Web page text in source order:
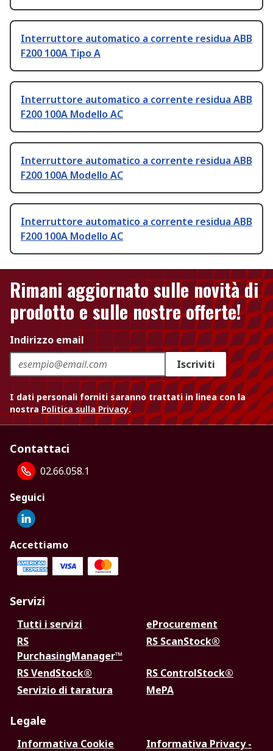
Interruttore automatico a corrente residua ABB
F200 100A Tipo A
Interruttore automatico a corrente residua ABB
F200 100A Modello AC
Interruttore automatico a corrente residua ABB
F200 100A Modello AC
Interruttore automatico a corrente residua ABB
F200 100A Modello AC
Rimani aggiornato sulle novità di
prodotto e sulle nostre offerte!
Indirizzo email
Iscriviti
I dati personali forniti saranno trattati in linea con la
nostra Politica sulla Privacy.
Contattaci
02.66.058.1
Seguici
Accettiamo
Servizi
Tutti i servizi
eProcurement
RS
PurchasingManager™
RS ScanStock®
RS VendStock®
RS ControlStock®
Servizio di taratura
MePA
Legale
Informativa Cookie Informativa Privacy -